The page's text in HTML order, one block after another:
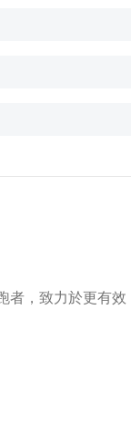
者，致力於更有效